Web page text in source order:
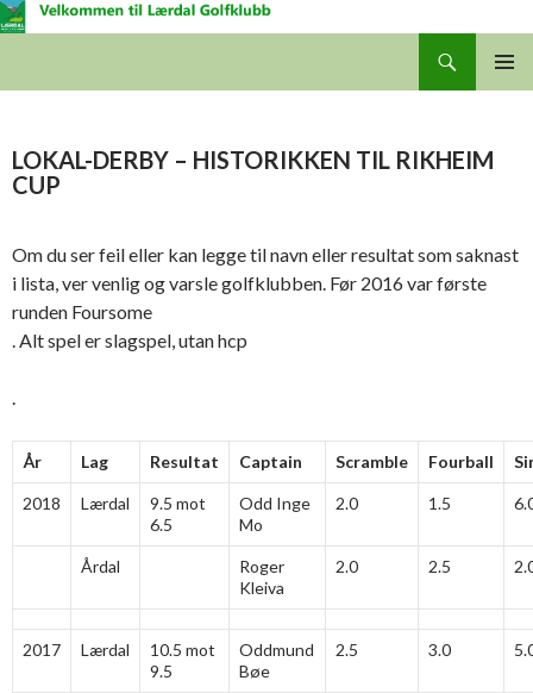
LOKAL-DERBY – HISTORIKKEN TIL RIKHEIM
CUP
Om du ser feil eller kan legge til navn eller resultat som saknast
i lista, ver venlig og varsle golfklubben. Før 2016 var første
runden Foursome
. Alt spel er slagspel, utan hcp
.
År Lag Resultat Captain Scramble Fourball
2018 Lærdal
9.5 mot
6.5
Odd Inge
Mo
2.0 1.5
Årdal
Roger
Kleiva
2.0 2.5
2017 Lærdal
10.5 mot
9.5
Oddmund
Bøe
2.5 3.0